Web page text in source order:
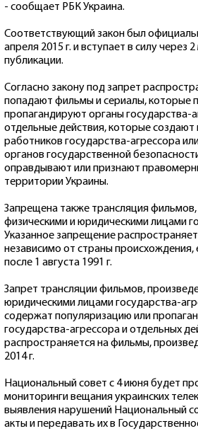
- сообщает РБК Украина.
Соответствующий закон был
апреля 2015 г. и вступает в силу через
публикации.
Согласно закону под запрет
попадают фильмы и сериалы, которые
пропагандируют органы государства-
отдельные действия, которые
работников государства-агрессора
органов государственной
оправдывают или признают
территории Украины.
Запрещена также трансляция
физическими и юридическими лицами
Указанное запрещение
независимо от страны происхождения,
после 1 августа 1991 г.
Запрет трансляции фильмов,
юридическими лицами государства-
содержат популяризацию или
государства-агрессора и отдельных
распространяется на фильмы,
2014 г.
Национальный совет с 4 июня будет
мониторинги вещания украинских
выявления нарушений Национальный
акты и передавать их в